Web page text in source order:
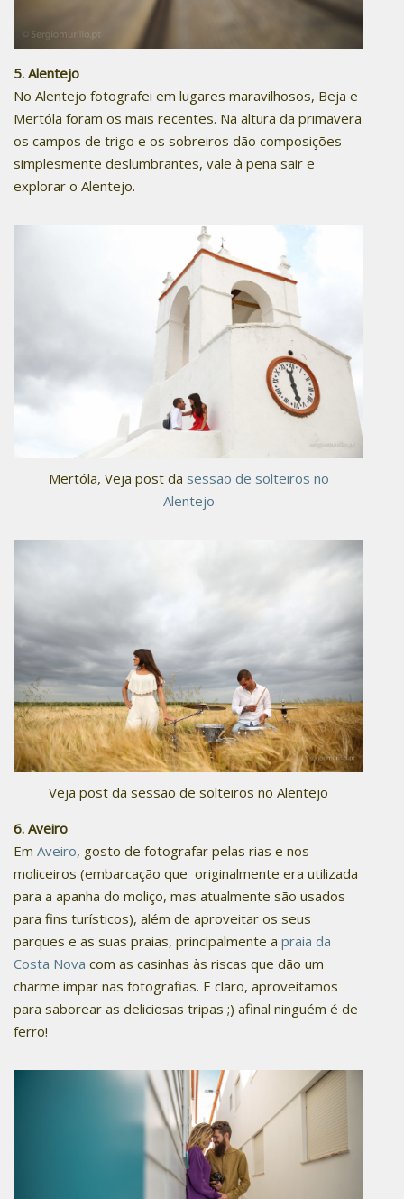
5. Alentejo
No Alentejo fotografei em lugares maravilhosos, Beja e
Mertóla foram os mais recentes. Na altura da primavera
os campos de trigo e os sobreiros dão composições
simplesmente deslumbrantes, vale à pena sair e
explorar o Alentejo.
Mertóla, Veja post da sessão de solteiros no
Alentejo
Veja post da sessão de solteiros no Alentejo
6. Aveiro
Em Aveiro, gosto de fotografar pelas rias e nos
moliceiros (embarcação que originalmente era utilizada
para a apanha do moliço, mas atualmente são usados
para fins turísticos), além de aproveitar os seus
parques e as suas praias, principalmente a praia da
Costa Nova com as casinhas às riscas que dão um
charme impar nas fotografias. E claro, aproveitamos
para saborear as deliciosas tripas ;) afinal ninguém é de
ferro!